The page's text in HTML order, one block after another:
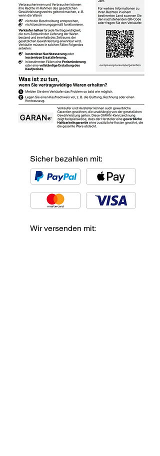
Sicher bezahlen mit:
Wir versenden mit: